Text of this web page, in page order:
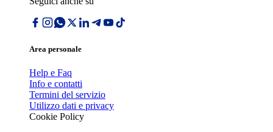
Area personale
Help e Faq
Info e contatti
Termini del servizio
Utilizzo dati e privacy
Cookie Policy